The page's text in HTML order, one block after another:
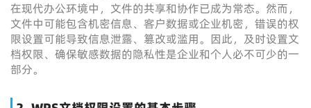
在现代办公环境中，文件的共享和协作已成为常态。然而，
文件中可能包含机密信息、客户数据或企业机密，错误的权
限设置可能导致信息泄露、篡改或滥用。因此，及时设置文
档权限、确保敏感数据的隐私性是企业和个人必不可少的一
部分。